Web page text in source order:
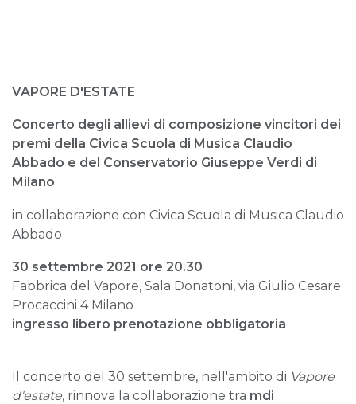
VAPORE D'ESTATE
Concerto degli allievi di composizione vincitori dei
premi della Civica Scuola di Musica Claudio
Abbado e del Conservatorio Giuseppe Verdi di
Milano
in collaborazione con Civica Scuola di Musica Claudio
Abbado
30 settembre 2021 ore 20.30
Fabbrica del Vapore, Sala Donatoni, via Giulio Cesare
Procaccini 4 Milano
ingresso libero prenotazione obbligatoria
Il concerto del 30 settembre, nell'ambito di Vapore
d'estate, rinnova la collaborazione tra mdi